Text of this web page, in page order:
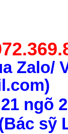
Zalo/
ngõ
sỹ